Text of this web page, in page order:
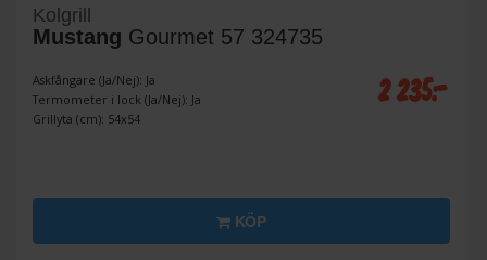
Kolgrill
Mustang Gourmet 57 324735
Askfångare (Ja/Nej): Ja
Termometer i lock (Ja/Nej): Ja
Grillyta (cm): 54x54
2 235:-
KÖP